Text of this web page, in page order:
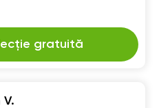
gratuită
V.